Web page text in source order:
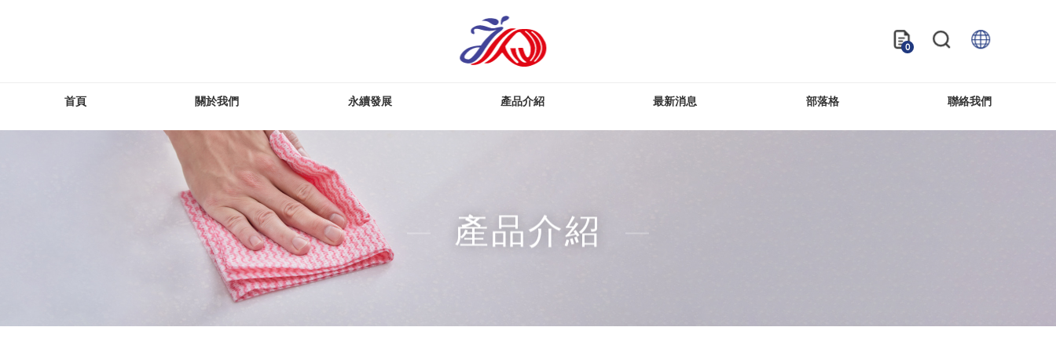
0
首頁 關於我們 永續發展 產品介紹 最新消息 部落格 聯絡我們
產品介紹